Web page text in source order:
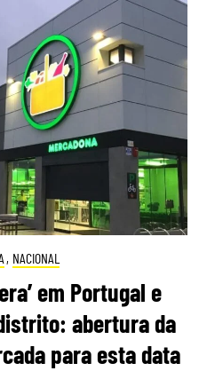
, NACIONAL
em Portugal e
abertura da
para esta data